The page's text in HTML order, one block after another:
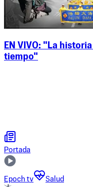
EN VIVO: "La
tiempo"
Portada
Epoch tv Salud